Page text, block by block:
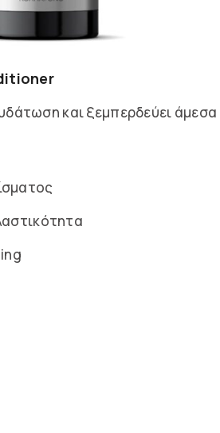
και ξεμπερδεύει άμεσα